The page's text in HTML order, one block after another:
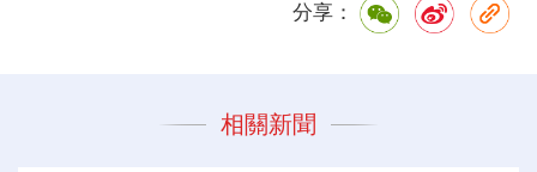
分享：
相關新聞